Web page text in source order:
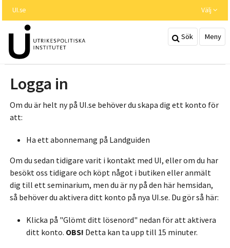
huvudinnehållet
UI.se Välj
Sök Meny
Logga in
Om du är helt ny på UI.se behöver du skapa dig ett konto för
att:
Ha ett abonnemang på Landguiden
Om du sedan tidigare varit i kontakt med UI, eller om du har
besökt oss tidigare och köpt något i butiken eller anmält
dig till ett seminarium, men du är ny på den här hemsidan,
så behöver du aktivera ditt konto på nya UI.se. Du gör så här:
Klicka på "Glömt ditt lösenord" nedan för att aktivera
ditt konto. OBS! Detta kan ta upp till 15 minuter.